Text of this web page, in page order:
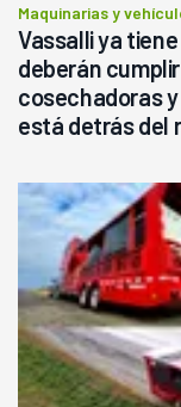
Maquinarias y
Vassalli ya
deberán
cosechadoras
está detrás del